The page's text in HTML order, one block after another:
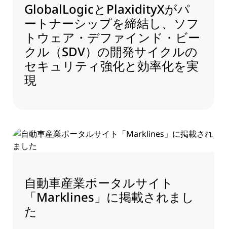
GlobalLogicとPlaxidityXがパ
ートナーシップを締結し、ソフ
トウェア・デファインド・ビー
クル（SDV）の開発サイクルの
セキュリティ強化と効率化を実
現
自動車産業ポータルサイト
「Marklines」に掲載されまし
た